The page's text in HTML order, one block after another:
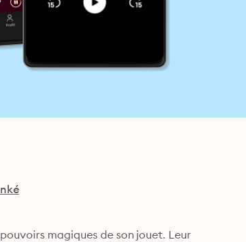
magiques de son jouet. Leur